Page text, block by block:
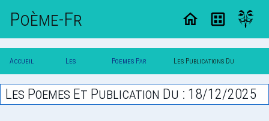
Poème-Fr
Accueil
Poesie
Les
Poesies
Poemes Par Les Publications Du
18/12/2025
Les Poemes Et Publication Du : 18/12/2025